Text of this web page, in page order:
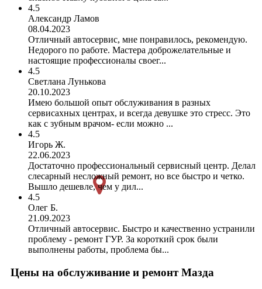
4.5
Александр Ламов
08.04.2023
Отличный автосервис, мне понравилось, рекомендую.
Недорого по работе. Мастера доброжелательные и
настоящие профессионалы своег...
4.5
Светлана Лунькова
20.10.2023
Имею большой опыт обслуживания в разных
сервисахных центрах, и всегда девушке это стресс. Это
как с зубным врачом- если можно ...
4.5
Игорь Ж.
22.06.2023
Достаточно профессиональный сервисный центр. Делал
слесарный несложный ремонт, но все быстро и четко.
Вышло дешевле, чем у дил...
4.5
Олег Б.
21.09.2023
Отличный автосервис. Быстро и качественно устранили
проблему - ремонт ГУР. За короткий срок были
выполнены работы, проблема бы...
Цены на обслуживание и ремонт Мазда